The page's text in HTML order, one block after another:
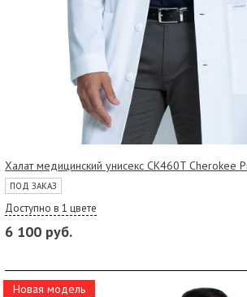
Халат медицинский унисекс CK460T Cherokee
ПОД ЗАКАЗ
Доступно в 1 цвете
6 100 руб.
Новая модель